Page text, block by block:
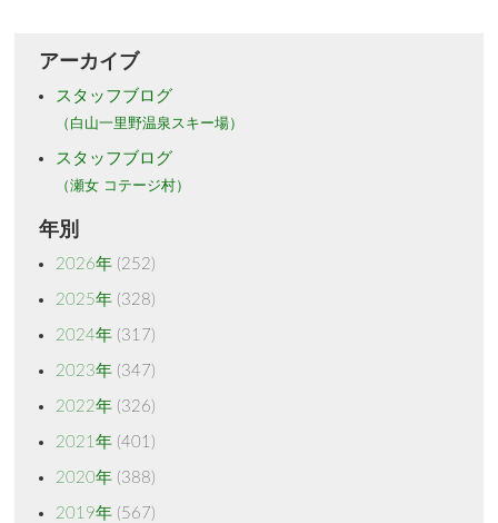
アーカイブ
スタッフブログ
（白山一里野温泉スキー場）
スタッフブログ
（瀬女 コテージ村）
年別
2026年(252)
2025年(328)
2024年(317)
2023年(347)
2022年(326)
2021年(401)
2020年(388)
2019年(567)